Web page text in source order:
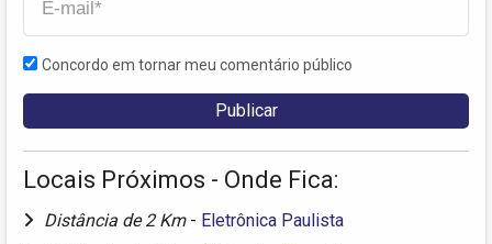
Concordo em tornar meu comentário público
Locais Próximos - Onde Fica:
Distância de 2 Km - Eletrônica Paulista